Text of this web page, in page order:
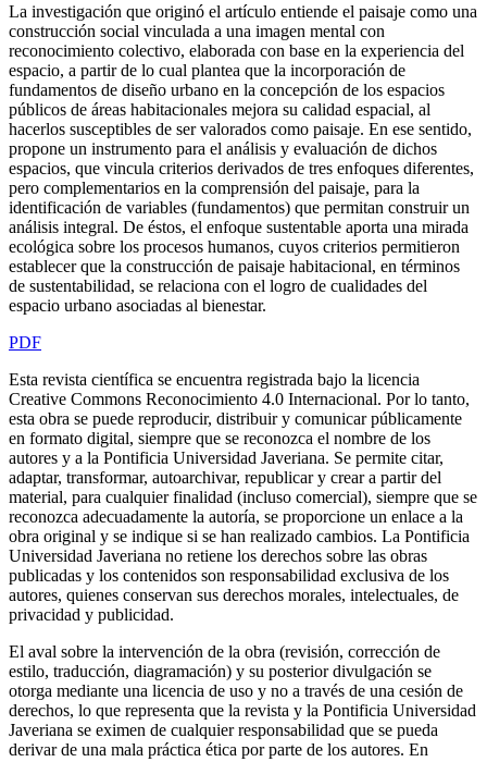
La investigación que originó el artículo entiende el paisaje como una
construcción social vinculada a una imagen mental con
reconocimiento colectivo, elaborada con base en la experiencia del
espacio, a partir de lo cual plantea que la incorporación de
fundamentos de diseño urbano en la concepción de los espacios
públicos de áreas habitacionales mejora su calidad espacial, al
hacerlos susceptibles de ser valorados como paisaje. En ese sentido,
propone un instrumento para el análisis y evaluación de dichos
espacios, que vincula criterios derivados de tres enfoques diferentes,
pero complementarios en la comprensión del paisaje, para la
identificación de variables (fundamentos) que permitan construir un
análisis integral. De éstos, el enfoque sustentable aporta una mirada
ecológica sobre los procesos humanos, cuyos criterios permitieron
establecer que la construcción de paisaje habitacional, en términos
de sustentabilidad, se relaciona con el logro de cualidades del
espacio urbano asociadas al bienestar.
PDF
Esta revista científica se encuentra registrada bajo la licencia
Creative Commons Reconocimiento 4.0 Internacional. Por lo tanto,
esta obra se puede reproducir, distribuir y comunicar públicamente
en formato digital, siempre que se reconozca el nombre de los
autores y a la Pontificia Universidad Javeriana. Se permite citar,
adaptar, transformar, autoarchivar, republicar y crear a partir del
material, para cualquier finalidad (incluso comercial), siempre que se
reconozca adecuadamente la autoría, se proporcione un enlace a la
obra original y se indique si se han realizado cambios. La Pontificia
Universidad Javeriana no retiene los derechos sobre las obras
publicadas y los contenidos son responsabilidad exclusiva de los
autores, quienes conservan sus derechos morales, intelectuales, de
privacidad y publicidad.
El aval sobre la intervención de la obra (revisión, corrección de
estilo, traducción, diagramación) y su posterior divulgación se
otorga mediante una licencia de uso y no a través de una cesión de
derechos, lo que representa que la revista y la Pontificia Universidad
Javeriana se eximen de cualquier responsabilidad que se pueda
derivar de una mala práctica ética por parte de los autores. En